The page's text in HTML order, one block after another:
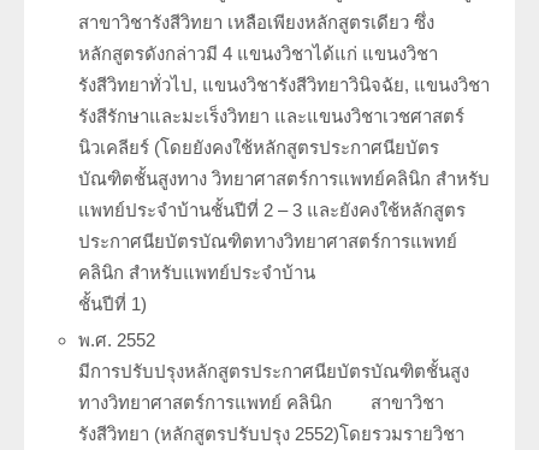
สาขาวิชารังสีวิทยา เหลือเพียงหลักสูตรเดียว ซึ่ง
หลักสูตรดังกล่าวมี 4 แขนงวิชาได้แก่ แขนงวิชา
รังสีวิทยาทั่วไป, แขนงวิชารังสีวิทยาวินิจฉัย, แขนงวิชา
รังสีรักษาและมะเร็งวิทยา และแขนงวิชาเวชศาสตร์
นิวเคลียร์ (โดยยังคงใช้หลักสูตรประกาศนียบัตร
บัณฑิตชั้นสูงทาง วิทยาศาสตร์การแพทย์คลินิก สำหรับ
แพทย์ประจำบ้านชั้นปีที่ 2 – 3 และยังคงใช้หลักสูตร
ประกาศนียบัตรบัณฑิตทางวิทยาศาสตร์การแพทย์
คลินิก สำหรับแพทย์ประจำบ้าน
ชั้นปีที่ 1)
พ.ศ. 2552
มีการปรับปรุงหลักสูตรประกาศนียบัตรบัณฑิตชั้นสูง
ทางวิทยาศาสตร์การแพทย์ คลินิก สาขาวิชา
รังสีวิทยา (หลักสูตรปรับปรุง 2552)โดยรวมรายวิชา